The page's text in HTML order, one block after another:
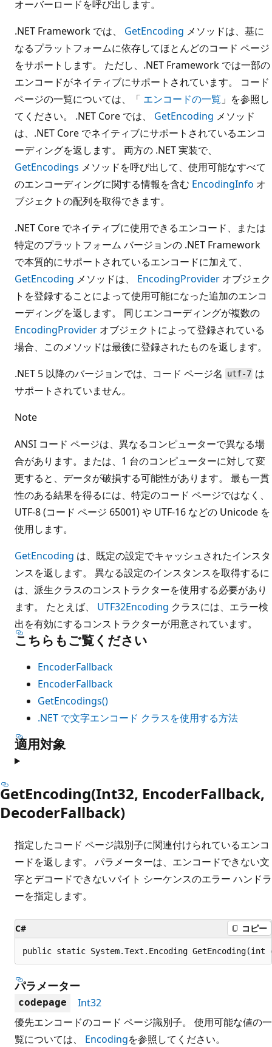
オーバーロードを呼び出します。
.NET Framework では、 GetEncoding メソッドは、基に
なるプラットフォームに依存してほとんどのコード ページ
をサポートします。 ただし、.NET Framework では一部の
エンコードがネイティブにサポートされています。 コード
ページの一覧については、「 エンコードの一覧 」を参照し
てください。 .NET Core では、 GetEncoding メソッド
は、.NET Core でネイティブにサポートされているエンコ
ーディングを返します。 両方の .NET 実装で、
GetEncodings メソッドを呼び出して、使用可能なすべて
のエンコーディングに関する情報を含む EncodingInfo オ
ブジェクトの配列を取得できます。
.NET Core でネイティブに使用できるエンコード、または
特定のプラットフォーム バージョンの .NET Framework
で本質的にサポートされているエンコードに加えて、
GetEncoding メソッドは、 EncodingProvider オブジェク
トを登録することによって使用可能になった追加のエンコ
ーディングを返します。 同じエンコーディングが複数の
EncodingProvider オブジェクトによって登録されている
場合、このメソッドは最後に登録されたものを返します。
.NET 5 以降のバージョンでは、コード ページ名
utf-7 は
サポートされていません。
Note
ANSI コード ページは、異なるコンピューターで異なる場
合があります。または、1 台のコンピューターに対して変
更すると、データが破損する可能性があります。 最も一貫
性のある結果を得るには、特定のコード ページではなく、
UTF-8 (コード ページ 65001) や UTF-16 などの Unicode を
使用します。
GetEncoding は、既定の設定でキャッシュされたインスタ
ンスを返します。 異なる設定のインスタンスを取得するに
は、派生クラスのコンストラクターを使用する必要があり
ます。 たとえば、 UTF32Encoding クラスには、エラー検
出を有効にするコンストラクターが用意されています。
こちらもご覧ください
EncoderFallback
EncoderFallback
GetEncodings()
.NET で文字エンコード クラスを使用する方法
適用対象
GetEncoding(Int32, EncoderFallback,
DecoderFallback)
指定したコード ページ識別子に関連付けられているエンコ
ードを返します。 パラメーターは、エンコードできない文
字とデコードできないバイト シーケンスのエラー ハンドラ
ーを指定します。
C# コピー
public static System.Text.Encoding GetEncoding(int
パラメーター
codepage
Int32
優先エンコードのコード ページ識別子。 使用可能な値の一
覧については、 Encodingを参照してください。